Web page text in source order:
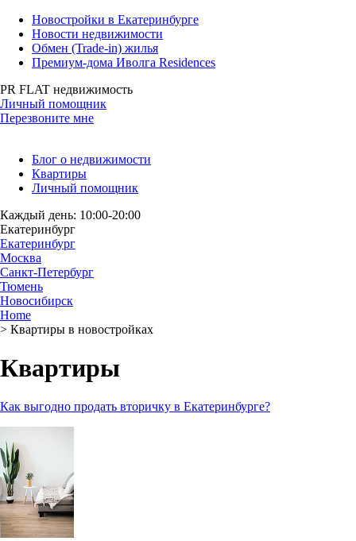
Новостройки в Екатеринбурге
Новости недвижимости
Обмен (Trade-in) жилья
Премиум-дома Иволга Residences
PR FLAT недвижимость
Личный помощник
Перезвоните мне
Блог о недвижимости
Квартиры
Личный помощник
Каждый день: 10:00-20:00
Екатеринбург
Екатеринбург
Москва
Санкт-Петербург
Тюмень
Новосибирск
Home
> Квартиры в новостройках
Квартиры
Как выгодно продать вторичку в Екатеринбурге?